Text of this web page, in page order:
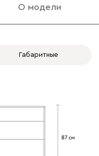
О модели
Габаритные